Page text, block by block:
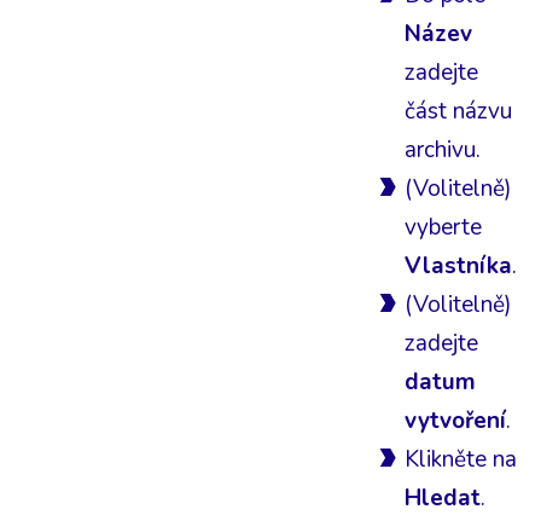
Název
zadejte
část názvu
archivu.
(Volitelně)
vyberte
Vlastníka.
(Volitelně)
zadejte
datum
vytvoření.
Klikněte na
Hledat.